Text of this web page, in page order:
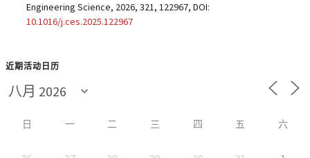
Engineering Science, 2026, 321, 122967, DOI:
10.1016/j.ces.2025.122967
近期活动日历
日 一 二 三 四 五 六